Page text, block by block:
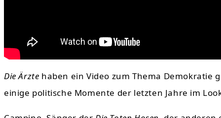
Die Ärzte haben ein Video zum Thema Demokratie
einige politische Momente der letzten Jahre im